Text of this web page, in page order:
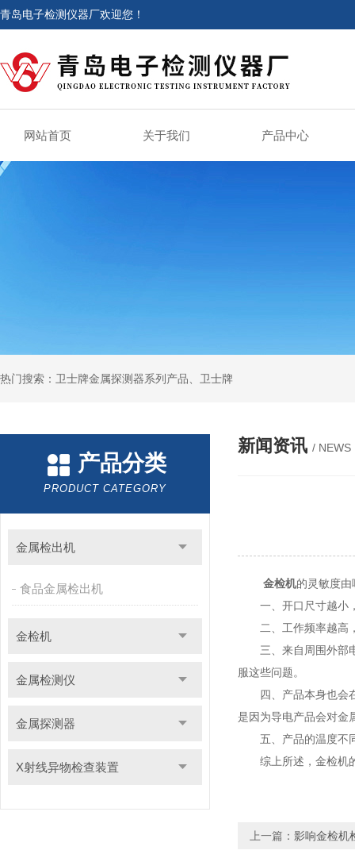
青岛电子检测仪器厂欢迎您！
网站首页 关于我们 产品中心
热门搜索：卫士牌金属探测器系列产品、卫士牌
产品分类
PRODUCT CATEGORY
金属检出机
食品金属检出机
金检机
金属检测仪
金属探测器
X射线异物检查装置
新闻资讯 / NEWS
金检机的灵敏度由
一、开口尺寸越小
二、工作频率越高
三、来自周围外部电
服这些问题。
四、产品本身也会在
是因为导电产品会对金
五、产品的温度不同
综上所述，金检机的
上一篇： 影响金检机